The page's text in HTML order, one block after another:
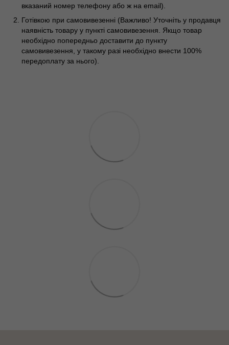
вказаний номер телефону або ж на email).
Готівкою при самовивезенні (Важливо! Уточніть у продавця
наявність товару у пункті самовивезення. Якщо товар
необхідно попередньо доставити до пункту
самовивезення, у такому разі необхідно внести 100%
передоплату за нього).